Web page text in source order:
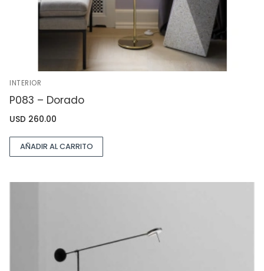
INTERIOR
P083 – Dorado
USD 260.00
AÑADIR AL CARRITO